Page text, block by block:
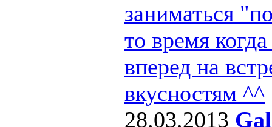
заниматься
то время
вперед на
вкусностям ^^
28.03.2013